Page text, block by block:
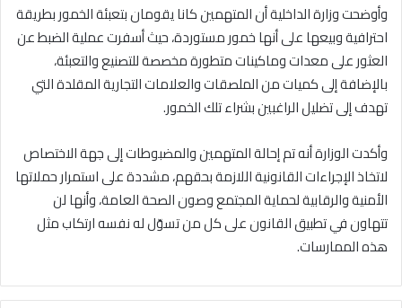
وأوضحت وزارة الداخلية أن المتهمين كانا يقومان بتعبئة الخمور بطريقة
احترافية وبيعها على أنها خمور مستوردة، حيث أسفرت عملية الضبط عن
العثور على معدات وماكينات متطورة مخصصة للتصنيع والتعبئة،
بالإضافة إلى كميات من الملصقات والعلامات التجارية المقلدة التي
تهدف إلى تضليل الراغبين بشراء تلك الخمور.
وأكدت الوزارة أنه تم إحالة المتهمين والمضبوطات إلى جهة الاختصاص
لاتخاذ الإجراءات القانونية اللازمة بحقهم، مشددة على استمرار حملاتها
الأمنية والرقابية لحماية المجتمع وصون الصحة العامة، وأنها لن
تتهاون في تطبيق القانون على كل من تسوّل له نفسه ارتكاب مثل
هذه الممارسات.